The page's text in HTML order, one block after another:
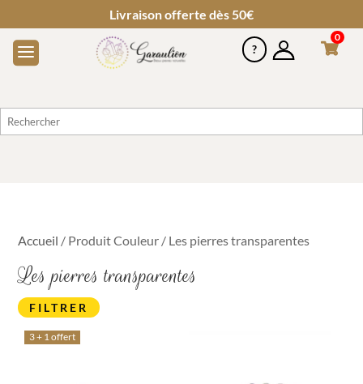
Livraison offerte dès 50€
0
Accueil / Produit Couleur / Les pierres transparentes
Les pierres transparentes
FILTRER
3 + 1 offert